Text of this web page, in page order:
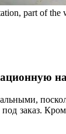
part of the
заказ. Кроме